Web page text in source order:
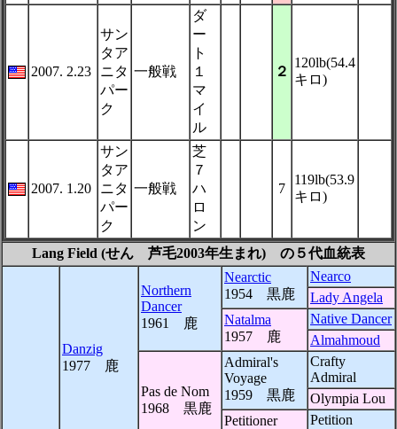
2007. 2.23
サン
タア
ニタ
パー
ク
一般戦
ダ
ー
ト
１
マ
イ
ル
２
120lb(54.4
キロ)
2007. 1.20
サン
タア
ニタ
パー
ク
一般戦
芝
７
ハ
ロ
ン
7
119lb(53.9
キロ)
Lang Field (せん 芦毛2003年生まれ) の５代血統表
Danzig
1977 鹿
Northern
Dancer
1961 鹿
Nearctic
1954 黒鹿
Nearco
Lady Angela
Natalma
1957 鹿
Native Dancer
Almahmoud
Pas de Nom
1968 黒鹿
Admiral's
Voyage
1959 黒鹿
Crafty
Admiral
Olympia Lou
Petitioner
Petition